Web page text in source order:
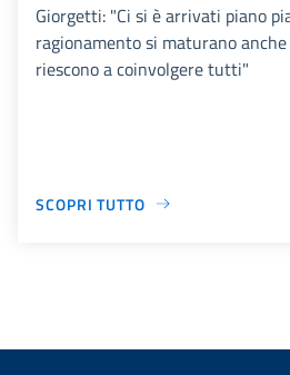
Giorgetti: "Ci si è arrivati piano
ragionamento si maturano
riescono a coinvolgere tutti"
SCOPRI TUTTO